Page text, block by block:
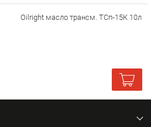
Oilright масло трансм. ТСп-15К 10л